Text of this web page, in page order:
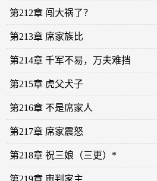
第212章 闯大祸了？
第213章 席家族比
第214章 千军不易，万夫难挡
第215章 虎父犬子
第216章 不是席家人
第217章 席家震怒
第218章 祝三娘（三更）*